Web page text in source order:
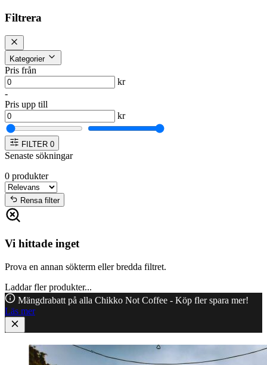
Filtrera
Kategorier
Pris från
kr
-
Pris upp till
kr
FILTER 0
Senaste sökningar
0 produkter
Rensa filter
Vi hittade inget
Prova en annan sökterm eller bredda filtret.
Laddar fler produkter...
Mängdrabatt på alla Chikko Not Coffee - Köp fler spara mer!
Läs mer